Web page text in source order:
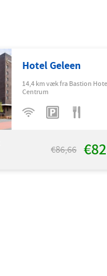
Hotel Geleen
14,4 km væk fra Bastion
Centrum
€86,66